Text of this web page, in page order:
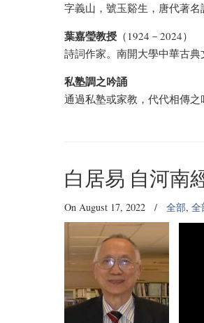
字義山，號玉谿生，唐代著名
葉嘉瑩教授 （1924－2024）
詩詞作家。南開大學中華古典
私塾調之吟誦
通過私塾或家教，代代相傳之
白居易 自河南
On August 17, 2022 / 全部, 全